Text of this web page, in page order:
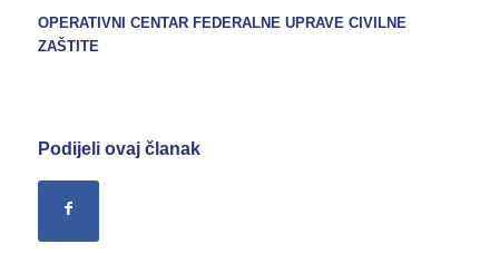
OPERATIVNI CENTAR FEDERALNE UPRAVE CIVILNE
ZAŠTITE
Podijeli ovaj članak